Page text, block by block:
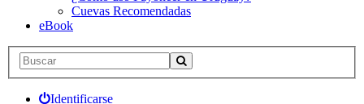
Cuevas Recomendadas
eBook
Identificarse